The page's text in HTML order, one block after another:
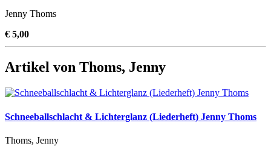
Jenny Thoms
€ 5,00
Artikel von Thoms, Jenny
Schneeballschlacht & Lichterglanz (Liederheft) Jenny Thoms
Thoms, Jenny